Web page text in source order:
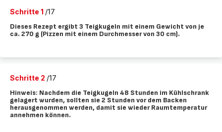
Schritte 1 /17
Dieses Rezept ergibt 3 Teigkugeln mit einem Gewicht von je
ca. 270 g (Pizzen mit einem Durchmesser von 30 cm).
Schritte 2 /17
Hinweis: Nachdem die Teigkugeln 48 Stunden im Kühlschrank
gelagert wurden, sollten sie 2 Stunden vor dem Backen
herausgenommen werden, damit sie wieder Raumtemperatur
annehmen können.